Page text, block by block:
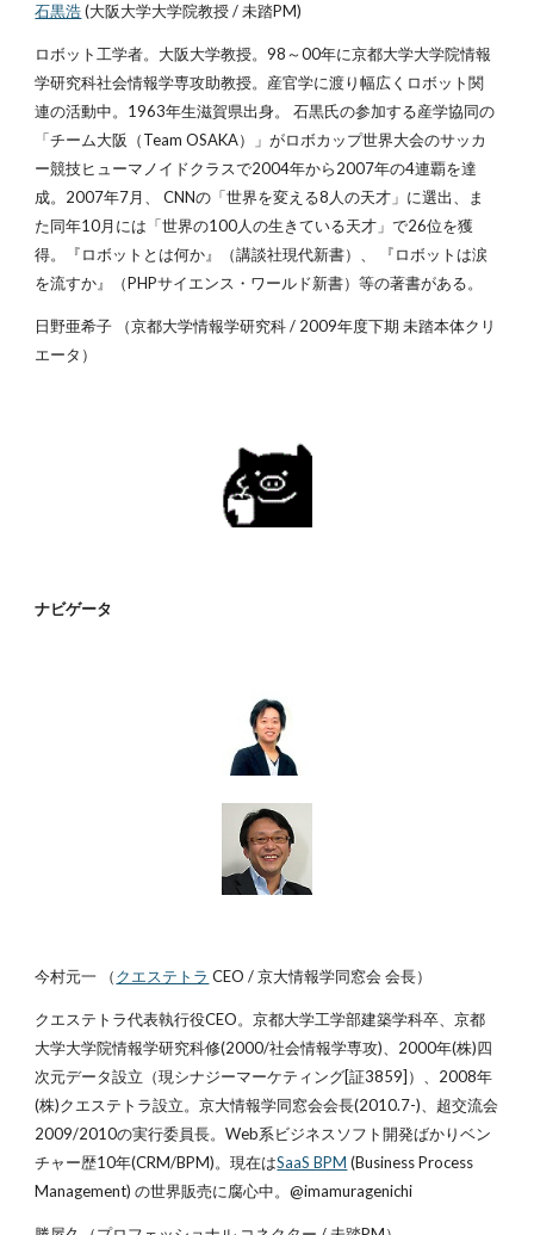
石黒浩(大阪大学大学院教授 / 未踏PM)
ロボット工学者。大阪大学教授。98～00年に京都大学大学院情報
学研究科社会情報学専攻助教授。産官学に渡り幅広くロボット関
連の活動中。1963年生滋賀県出身。 石黒氏の参加する産学協同の
「チーム大阪（Team OSAKA）」がロボカップ世界大会のサッカ
ー競技ヒューマノイドクラスで2004年から2007年の4連覇を達
成。2007年7月、 CNNの「世界を変える8人の天才」に選出、ま
た同年10月には「世界の100人の生きている天才」で26位を獲
得。『ロボットとは何か』（講談社現代新書）、 『ロボットは涙
を流すか』（PHPサイエンス・ワールド新書）等の著書がある。
日野亜希子 （京都大学情報学研究科 / 2009年度下期 未踏本体クリ
エータ）
ナビゲータ
今村元一 （クエステトラ CEO / 京大情報学同窓会 会長）
クエステトラ代表執行役CEO。京都大学工学部建築学科卒、京都
大学大学院情報学研究科修(2000/社会情報学専攻)、2000年(株)四
次元データ設立（現シナジーマーケティング[証3859]）、2008年
(株)クエステトラ設立。京大情報学同窓会会長(2010.7-)、超交流会
2009/2010の実行委員長。Web系ビジネスソフト開発ばかりベン
チャー歴10年(CRM/BPM)。現在はSaaS BPM (Business Process
Management) の世界販売に腐心中。@imamuragenichi